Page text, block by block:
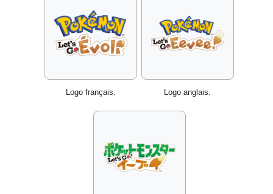
Logo français. Logo anglais.